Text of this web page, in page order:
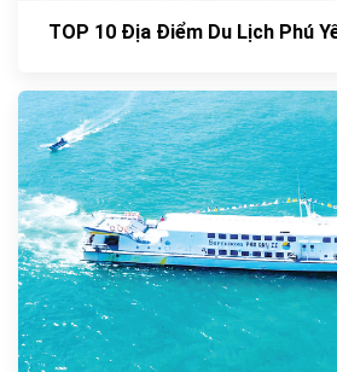
TOP 10 Địa Điểm Du Lịch Phú